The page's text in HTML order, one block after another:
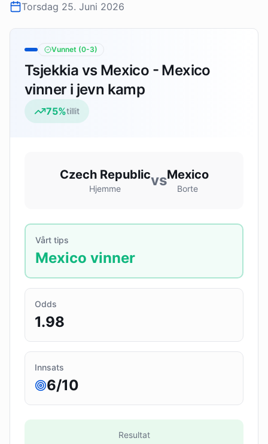
Torsdag 25. Juni 2026
Vunnet (0-3)
Tsjekkia vs Mexico - Mexico
vinner i jevn kamp
75%tillit
Czech Republic
Hjemme vsMexico
Borte
Vårt tips
Mexico vinner
Odds
1.98
Innsats
6/10
Resultat